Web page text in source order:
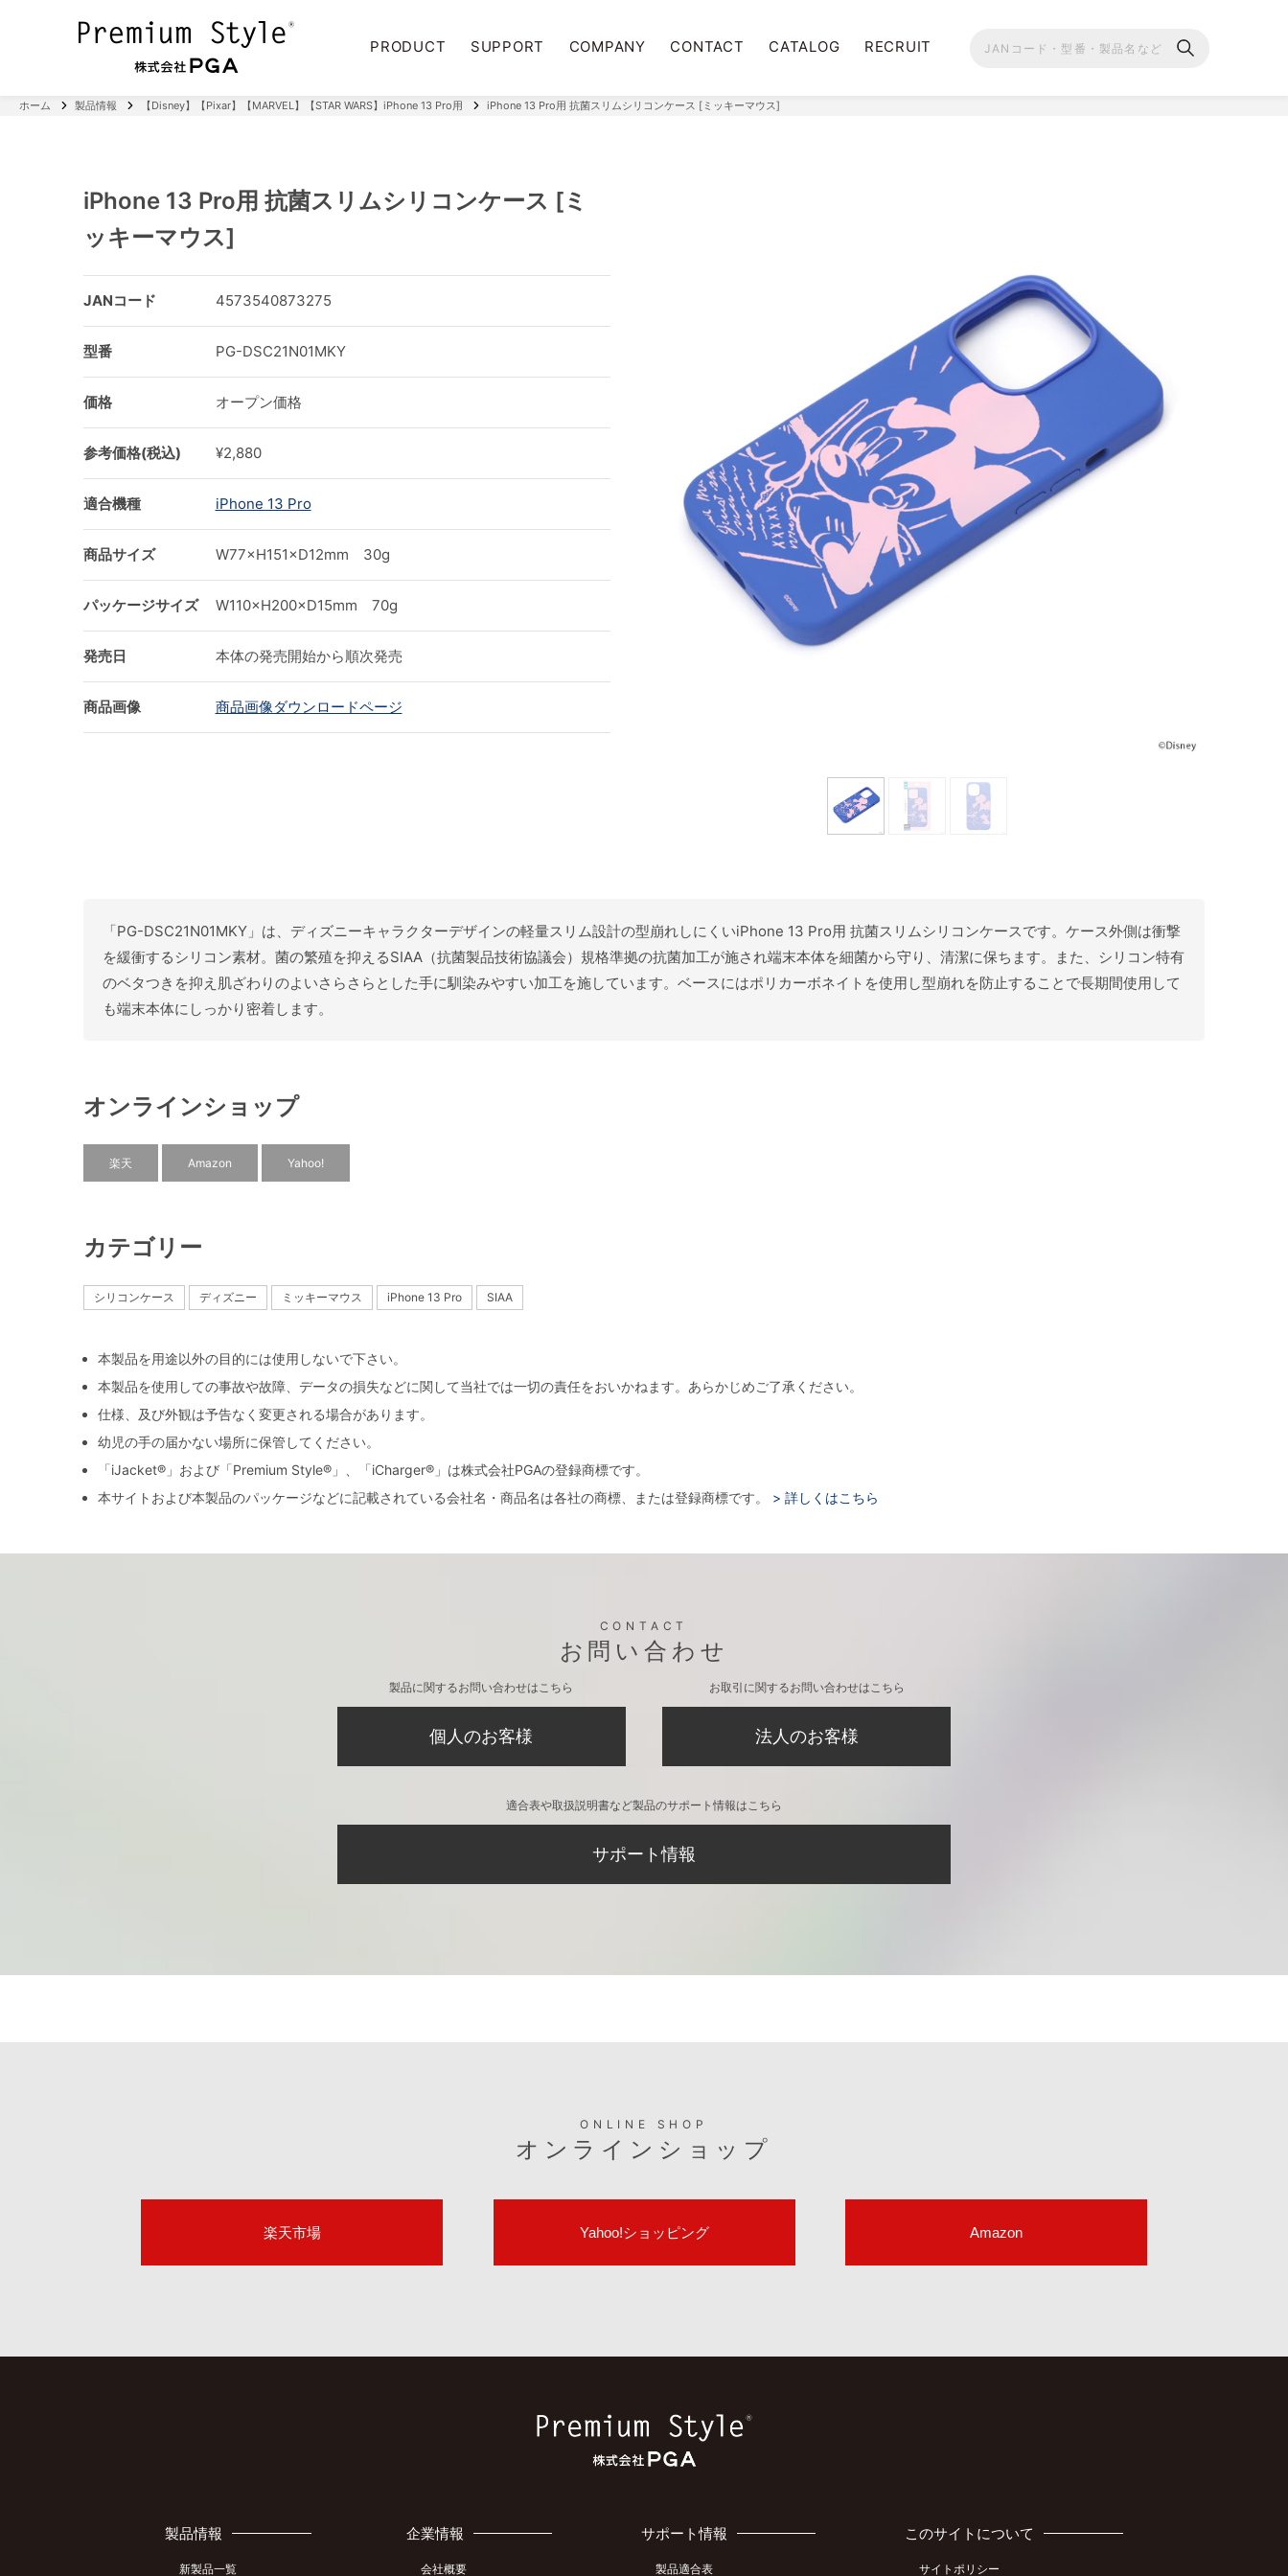
PRODUCT SUPPORT COMPANY CONTACT CATALOG RECRUIT
ホーム 製品情報 【Disney】【Pixar】【MARVEL】【STAR WARS】iPhone 13 Pro用 iPhone 13 Pro用 抗菌スリムシリコンケース [ミッキーマウス]
iPhone 13 Pro用 抗菌スリムシリコンケース [ミ
ッキーマウス]
JANコード 4573540873275
型番 PG-DSC21N01MKY
価格 オープン価格
参考価格(税込) ¥2,880
適合機種 iPhone 13 Pro
商品サイズ W77×H151×D12mm 30g
パッケージサイズ W110×H200×D15mm 70g
発売日 本体の発売開始から順次発売
商品画像 商品画像ダウンロードページ
「PG-DSC21N01MKY」は、ディズニーキャラクターデザインの軽量スリム設計の型崩れしにくいiPhone 13 Pro用 抗菌スリムシリコンケースです。ケース外側は衝撃
を緩衝するシリコン素材。菌の繁殖を抑えるSIAA（抗菌製品技術協議会）規格準拠の抗菌加工が施され端末本体を細菌から守り、清潔に保ちます。また、シリコン特有
のベタつきを抑え肌ざわりのよいさらさらとした手に馴染みやすい加工を施しています。ベースにはポリカーボネイトを使用し型崩れを防止することで長期間使用して
も端末本体にしっかり密着します。
オンラインショップ
楽天 Amazon Yahoo!
カテゴリー
シリコンケース ディズニー ミッキーマウス iPhone 13 Pro SIAA
本製品を用途以外の目的には使用しないで下さい。
本製品を使用しての事故や故障、データの損失などに関して当社では一切の責任をおいかねます。あらかじめご了承ください。
仕様、及び外観は予告なく変更される場合があります。
幼児の手の届かない場所に保管してください。
「iJacket®」および「Premium Style®」、「iCharger®」は株式会社PGAの登録商標です。
本サイトおよび本製品のパッケージなどに記載されている会社名・商品名は各社の商標、または登録商標です。
> 詳しくはこちら
CONTACT
お問い合わせ
製品に関するお問い合わせはこちら
個人のお客様
お取引に関するお問い合わせはこちら
法人のお客様
適合表や取扱説明書など製品のサポート情報はこちら
サポート情報
ONLINE SHOP
オンラインショップ
楽天市場 Yahoo!ショッピング Amazon
製品情報
新製品一覧
企業情報
会社概要
サポート情報
製品適合表
このサイトについて
サイトポリシー